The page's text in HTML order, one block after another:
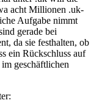
acht Millionen .uk-
Aufgabe nimmt
gerade bei
da sie festhalten, ob
ein Rückschluss auf
geschäftlichen